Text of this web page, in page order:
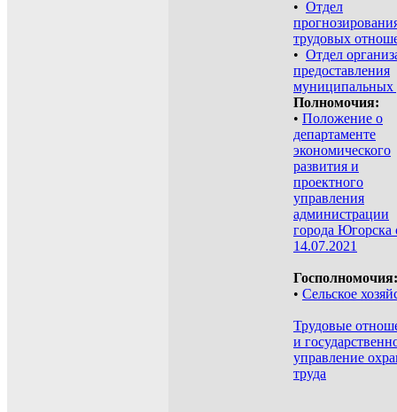
• Отдел
трудовых
• Отдел
предоставления
муниципальных
Полномочия:
• Положение о
департаменте
экономического
развития и
проектного
управления
администрации
города Югорска
14.07.2021
Госполномочия:
• Сельское
Трудовые
и
управление
труда